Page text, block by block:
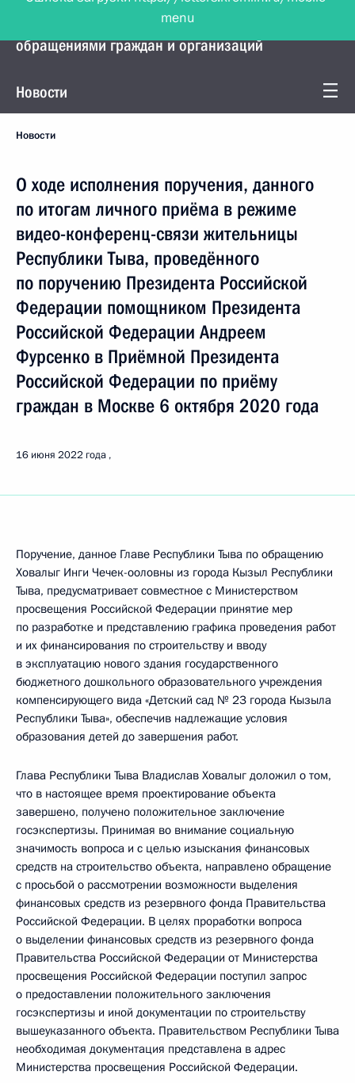
Управление Президента по работе с
обращениями граждан и организаций
Новости
Новости
О ходе исполнения поручения, данного
по итогам личного приёма в режиме
видео-конференц-связи жительницы
Республики Тыва, проведённого
по поручению Президента Российской
Федерации помощником Президента
Российской Федерации Андреем
Фурсенко в Приёмной Президента
Российской Федерации по приёму
граждан в Москве 6 октября 2020 года
16 июня 2022 года
Поручение, данное Главе Республики Тыва по обращению
Ховалыг Инги Чечек-ооловны из города Кызыл Республики
Тыва, предусматривает совместное с Министерством
просвещения Российской Федерации принятие мер
по разработке и представлению графика проведения работ
и их финансирования по строительству и вводу
в эксплуатацию нового здания государственного
бюджетного дошкольного образовательного учреждения
компенсирующего вида «Детский сад № 23 города Кызыла
Республики Тыва», обеспечив надлежащие условия
образования детей до завершения работ.
Глава Республики Тыва Владислав Ховалыг доложил о том,
что в настоящее время проектирование объекта
завершено, получено положительное заключение
госэкспертизы. Принимая во внимание социальную
значимость вопроса и с целью изыскания финансовых
средств на строительство объекта, направлено обращение
с просьбой о рассмотрении возможности выделения
финансовых средств из резервного фонда Правительства
Российской Федерации. В целях проработки вопроса
о выделении финансовых средств из резервного фонда
Правительства Российской Федерации от Министерства
просвещения Российской Федерации поступил запрос
о предоставлении положительного заключения
госэкспертизы и иной документации по строительству
вышеуказанного объекта. Правительством Республики Тыва
необходимая документация представлена в адрес
Министерства просвещения Российской Федерации.
menu